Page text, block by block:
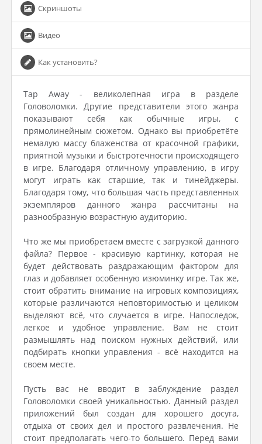
Скриншоты
Видео
Как установить?
Tap Away - великолепная игра в разделе
Головоломки. Другие представители этого жанра
показывают себя как обычные игры, с
прямолинейным сюжетом. Однако вы приобретёте
немалую массу блаженства от красочной графики,
приятной музыки и быстротечности происходящего
в игре. Благодаря отличному управлению, в игру
могут играть как старшие, так и тинейджеры.
Благодаря тому, что большая часть представленных
экземпляров данного жанра рассчитаны на
разнообразную возрастную аудиторию.
Что же мы приобретаем вместе с загрузкой данного
файла? Первое - красивую картинку, которая не
будет действовать раздражающим фактором для
глаз и добавляет особенную изюминку игре. Так же,
стоит обратить внимание на игровых композициях,
которые различаются неповторимостью и целиком
выделяют всё, что случается в игре. Напоследок,
легкое и удобное управление. Вам не стоит
размышлять над поиском нужных действий, или
подбирать кнопки управления - всё находится на
своем месте.
Пусть вас не вводит в заблуждение раздел
Головоломки своей уникальностью. Данный раздел
приложений был создан для хорошего досуга,
отдыха от своих дел и простого развлечения. Не
стоит предполагать чего-то большего. Перед вами